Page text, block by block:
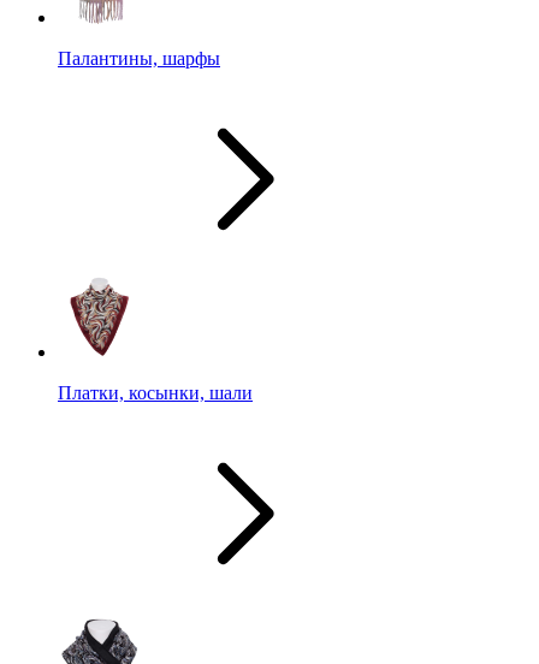
Палантины, шарфы
Платки, косынки, шали